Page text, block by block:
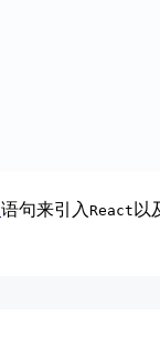
语句来引入React以